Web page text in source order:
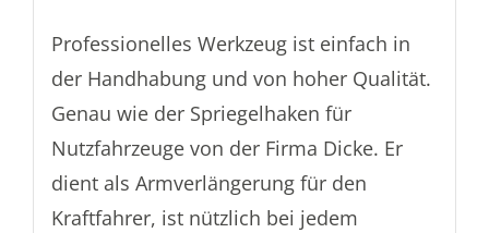
Professionelles Werkzeug ist einfach in
der Handhabung und von hoher Qualität.
Genau wie der Spriegelhaken für
Nutzfahrzeuge von der Firma Dicke. Er
dient als Armverlängerung für den
Kraftfahrer, ist nützlich bei jedem